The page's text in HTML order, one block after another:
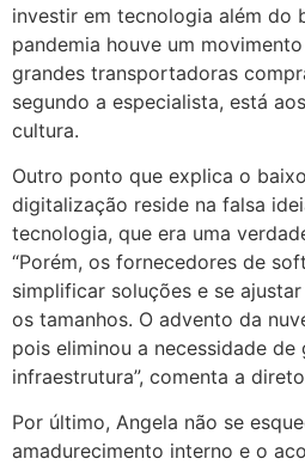
investir em tecnologia além do
pandemia houve um
grandes transportadoras
segundo a especialista, está
cultura.
Outro ponto que explica o
digitalização reside na falsa
tecnologia, que era uma
“Porém, os fornecedores de
simplificar soluções e se
os tamanhos. O advento da
pois eliminou a necessidade
infraestrutura”, comenta a
Por último, Angela não se
amadurecimento interno e o